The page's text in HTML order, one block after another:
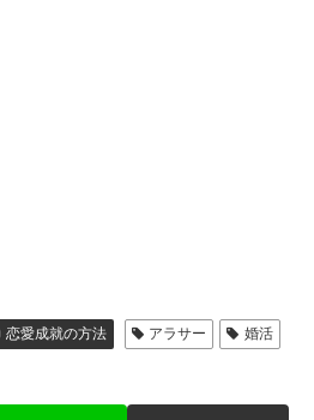
恋愛成就の方法 アラサー
婚活